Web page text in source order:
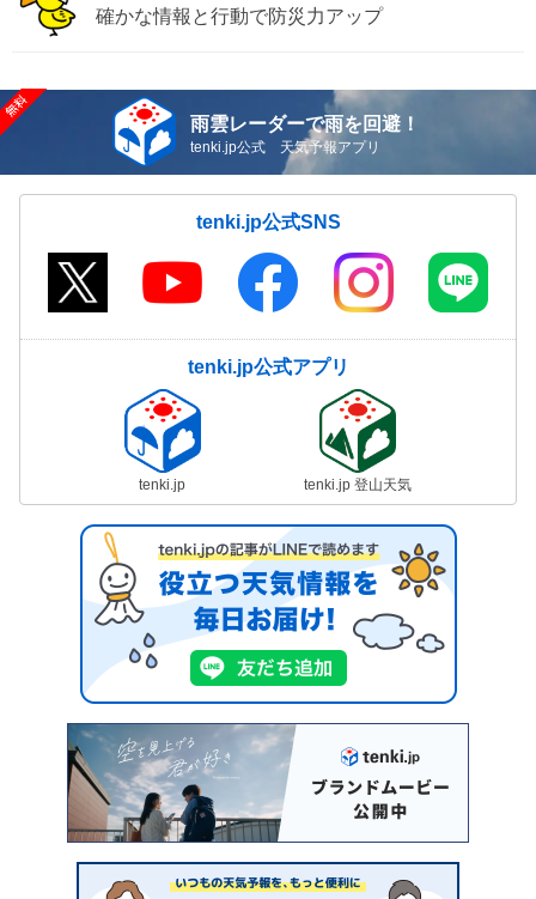
確かな情報と行動で防災力アップ
雨雲レーダーで雨を回避！
tenki.jp公式 天気予報アプリ
tenki.jp公式SNS
tenki.jp公式アプリ
tenki.jp tenki.jp 登山天気